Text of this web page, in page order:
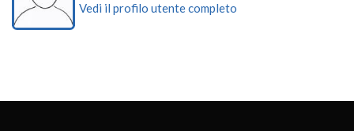
Vedi il profilo utente completo